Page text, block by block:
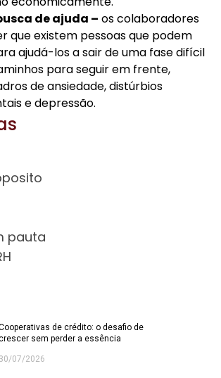
de ajuda – os colaboradores
que existem pessoas que podem
ajudá-los a sair de uma fase difícil
para seguir em frente,
de ansiedade, distúrbios
e depressão.
pauta
de crédito: o desafio de
sem perder a essência
30/07/2026